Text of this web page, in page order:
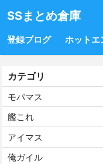
SSまとめ倉庫
登録ブログ ホットエ
カテゴリ
モバマス
艦これ
アイマス
俺ガイル